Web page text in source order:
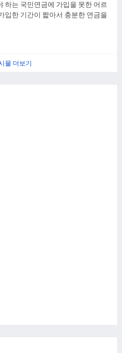
하는 국민연금에 가입을 못한 어르
입한 기간이 짧아서 충분한 연금을
물 더보기